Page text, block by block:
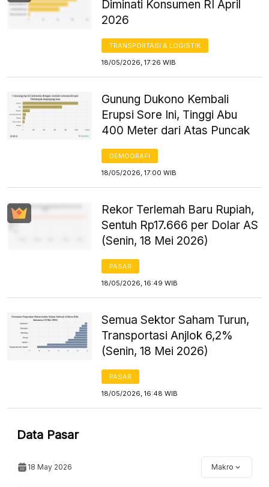
Diminati Konsumen RI April
2026
TRANSPORTASI & LOGISTIK
18/05/2026, 17:26 WIB
Gunung Dukono Kembali
Erupsi Sore Ini, Tinggi Abu
400 Meter dari Atas Puncak
DEMOGRAFI
18/05/2026, 17:00 WIB
Rekor Terlemah Baru Rupiah,
Sentuh Rp17.666 per Dolar AS
(Senin, 18 Mei 2026)
PASAR
18/05/2026, 16:49 WIB
Semua Sektor Saham Turun,
Transportasi Anjlok 6,2%
(Senin, 18 Mei 2026)
PASAR
18/05/2026, 16:48 WIB
Data Pasar
18 May 2026 Makro